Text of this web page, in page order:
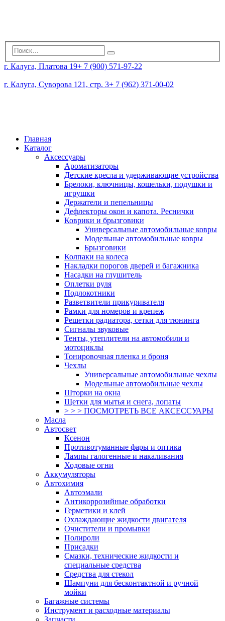
г. Калуга, Платова 19+ 7 (900) 571-97-22
г. Калуга, Суворова 121, стр. 3+ 7 (962) 371-00-02
Главная
Каталог
Аксессуары
Ароматизаторы
Детские кресла и удерживающие устройства
Брелоки, ключницы, кошельки, подушки и
игрушки
Держатели и пепельницы
Дефлекторы окон и капота. Реснички
Коврики и брызговики
Универсальные автомобильные ковры
Модельные автомобильные ковры
Брызговики
Колпаки на колеса
Накладки порогов дверей и багажника
Насадки на глушитель
Оплетки руля
Подлокотники
Разветвители прикуривателя
Рамки для номеров и крепеж
Решетки радиатора, сетки для тюнинга
Сигналы звуковые
Тенты, утеплители на автомобили и
мотоциклы
Тонировочная пленка и броня
Чехлы
Универсальные автомобильные чехлы
Модельные автомобильные чехлы
Шторки на окна
Щетки для мытья и снега, лопаты
> > > ПОСМОТРЕТЬ ВСЕ АКСЕССУАРЫ
Масла
Автосвет
Ксенон
Противотуманные фары и оптика
Лампы галогенные и накаливания
Ходовые огни
Аккумуляторы
Автохимия
Автоэмали
Антикоррозийные обработки
Герметики и клей
Охлаждающие жидкости двигателя
Очистители и промывки
Полироли
Присадки
Смазки, технические жидкости и
специальные средства
Средства для стекол
Шампуни для бесконтактной и ручной
мойки
Багажные системы
Инструмент и расходные материалы
Запчасти